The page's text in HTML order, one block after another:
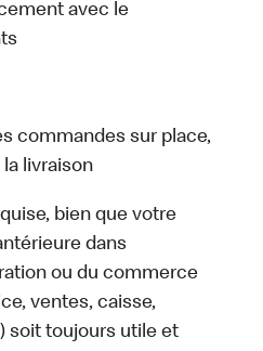
avec le
commandes sur place,
livraison
bien que votre
dans
ou du commerce
ventes, caisse,
soit toujours utile et